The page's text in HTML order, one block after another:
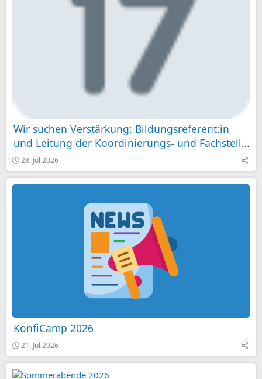
Wir suchen Verstärkung: Bildungsreferent:in
und Leitung der Koordinierungs- und Fachstelle
im Projekt „Demokratie Leben!“ Landkreis
Göppingen 100%
28. Jul 2026
KonfiCamp 2026
21. Jul 2026